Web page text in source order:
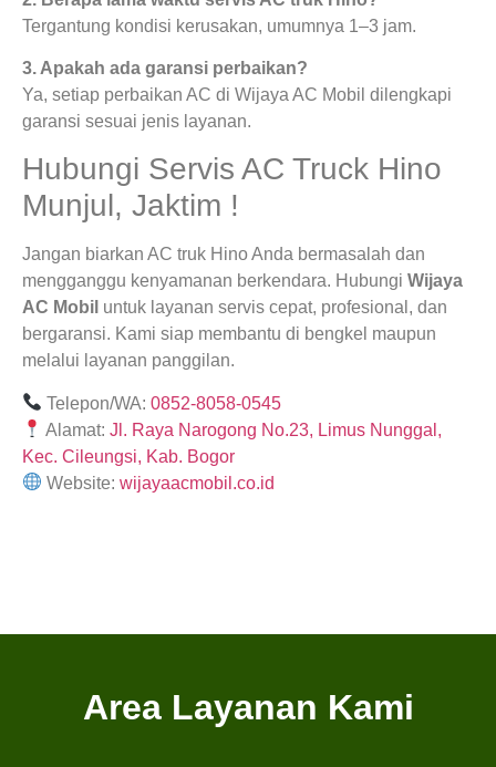
Tergantung kondisi kerusakan, umumnya 1–3 jam.
3. Apakah ada garansi perbaikan?
Ya, setiap perbaikan AC di Wijaya AC Mobil dilengkapi
garansi sesuai jenis layanan.
Hubungi Servis AC Truck Hino
Munjul, Jaktim !
Jangan biarkan AC truk Hino Anda bermasalah dan
mengganggu kenyamanan berkendara. Hubungi Wijaya
AC Mobil untuk layanan servis cepat, profesional, dan
bergaransi. Kami siap membantu di bengkel maupun
melalui layanan panggilan.
Telepon/WA:0852-8058-0545
Alamat:Jl. Raya Narogong No.23, Limus Nunggal,
Kec. Cileungsi, Kab. Bogor
Website:wijayaacmobil.co.id
Area Layanan Kami